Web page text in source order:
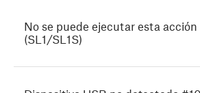
No se puede ejecutar esta
(SL1/SL1S)